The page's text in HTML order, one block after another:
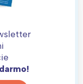
z